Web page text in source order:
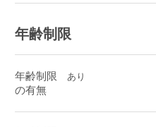
年齢制限
年齢制限
の有無
あり